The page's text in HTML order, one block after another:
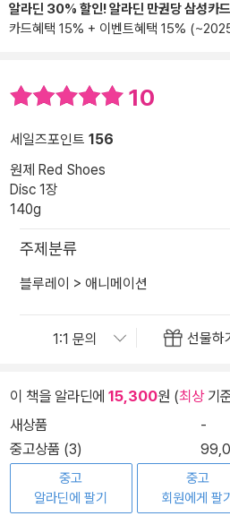
알라딘 30% 할인! 알라딘 만권당 삼성카드
카드혜택 15% + 이벤트혜택 15%
10
세일즈포인트 156
원제 Red Shoes
Disc 1장
140g
주제분류
블루레이 > 애니메이션
선물하
이 책을 알라딘에 15,300원 (최상기
새상품
-
중고상품 (3)
중고
알라딘에 팔기
중고
회원에게 팔기